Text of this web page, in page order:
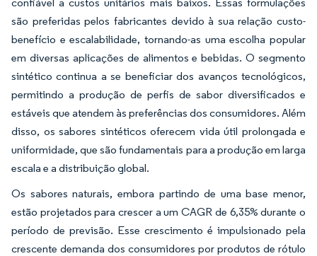
são preferidas pelos fabricantes devido à sua relação custo-
benefício e escalabilidade, tornando-as uma escolha popular
em diversas aplicações de alimentos e bebidas. O segmento
sintético continua a se beneficiar dos avanços tecnológicos,
permitindo a produção de perfis de sabor diversificados e
estáveis que atendem às preferências dos consumidores. Além
disso, os sabores sintéticos oferecem vida útil prolongada e
uniformidade, que são fundamentais para a produção em larga
escala e a distribuição global.
Os sabores naturais, embora partindo de uma base menor,
estão projetados para crescer a um CAGR de 6,35% durante o
período de previsão. Esse crescimento é impulsionado pela
crescente demanda dos consumidores por produtos de rótulo